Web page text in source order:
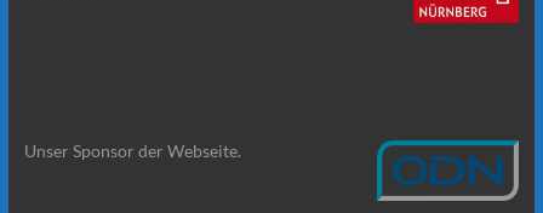
Unser Sponsor der Webseite.